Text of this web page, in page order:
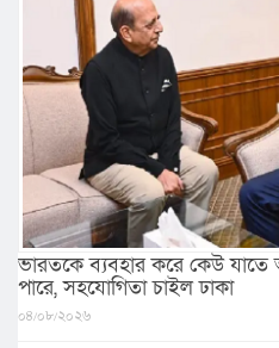
ভারতকে ব্যবহার করে কেউ যাতে
পারে, সহযোগিতা চাইল ঢাকা
০৪/০৮/২০২৬